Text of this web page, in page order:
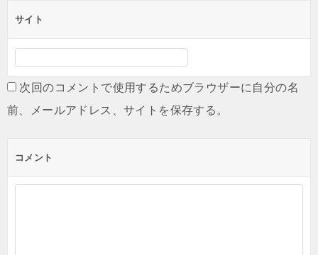
サイト
次回のコメントで使用するためブラウザーに自分の名
前、メールアドレス、サイトを保存する。
コメント